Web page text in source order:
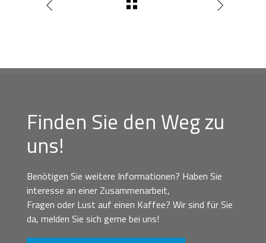
Finden Sie den Weg zu
uns!
Benötigen Sie weitere Informationen? Haben Sie
interesse an einer Zusammenarbeit,
Fragen oder Lust auf einen Kaffee? Wir sind für Sie
da, melden Sie sich gerne bei uns!